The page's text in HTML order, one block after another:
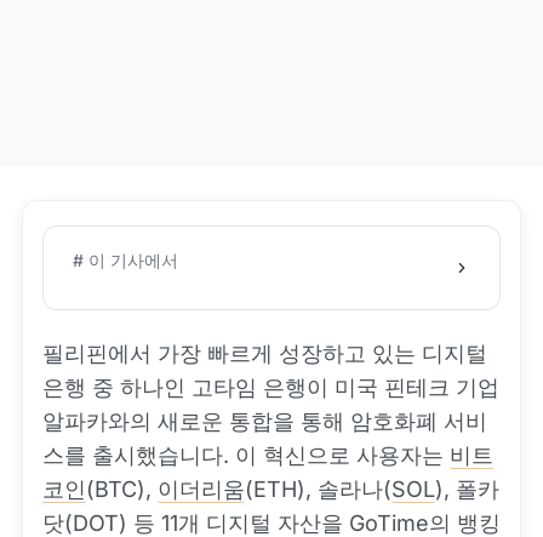
# 이 기사에서
필리핀에서 가장 빠르게 성장하고 있는 디지털
은행 중 하나인 고타임 은행이 미국 핀테크 기업
알파카와의 새로운 통합을 통해 암호화폐 서비
스를 출시했습니다. 이 혁신으로 사용자는 비트
코인 (BTC), 이더리움(ETH), 솔라나(SOL), 폴카
닷(DOT) 등 11개 디지털 자산을 GoTime의 뱅킹